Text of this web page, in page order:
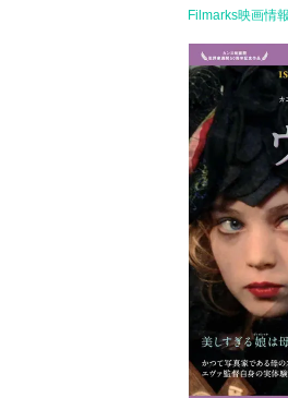
Filmarks映画情報